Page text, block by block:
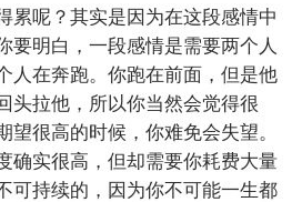
累呢？其实是因为在这段感情中
要明白，一段感情是需要两个人
人在奔跑。你跑在前面，但是他
头拉他，所以你当然会觉得很
很高的时候，你难免会失望。
确实很高，但却需要你耗费大量
可持续的，因为你不可能一生都